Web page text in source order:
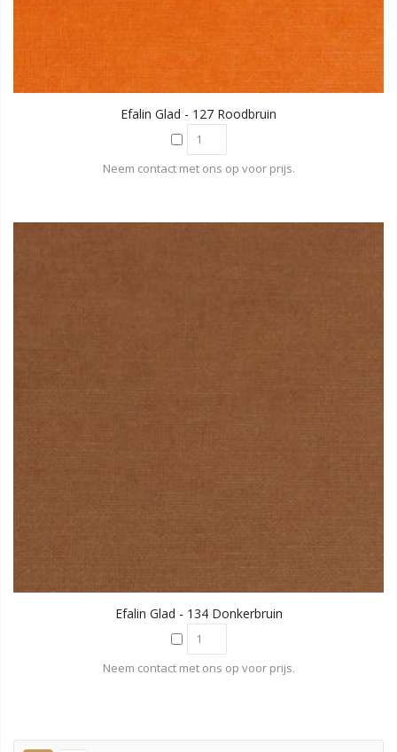
Efalin Glad - 127 Roodbruin
Neem contact met ons op voor prijs.
Efalin Glad - 134 Donkerbruin
Neem contact met ons op voor prijs.